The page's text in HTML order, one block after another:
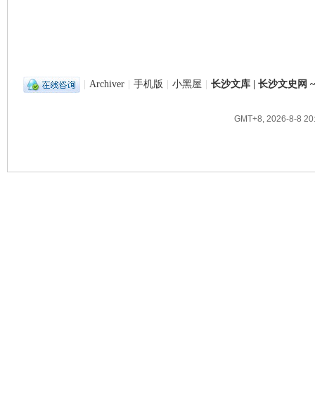
Archiver 手机版 小黑屋 长沙文库 | 长沙文史网
GMT+8, 2026-8-8